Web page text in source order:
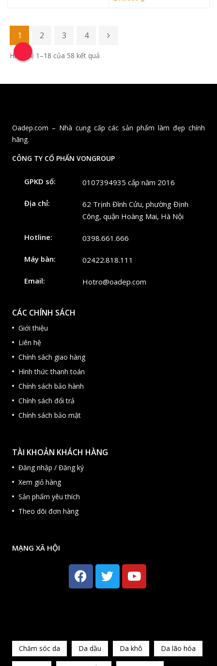
1 2 3 4
Hiển thị 1–18 của 58 kết quả
Oadep.com – Nhà cung cấp các sản phẩm làm đẹp chính
hãng.
CÔNG TY CỔ PHẨN VONGROUP
GPKD số: 0107394935 cấp năm 2016
Địa chỉ:
62 Trịnh Đình Cửu, phường Định
Công, quận Hoàng Mai, Hà Nội
Hotline: 0398.661.666
Máy bàn: 02422.818.111
Email: Hotro@oadep.com
CÁC CHÍNH SÁCH
Giới thiệu
Liên hệ
Chính sách giao hàng
Hình thức thanh toán
Chính sách bảo hành
Chính sách đổi trả
Chính sách bảo mật
TÀI KHOẢN KHÁCH HÀNG
Đăng nhập / Đăng ký
Xem giỏ hàng
Sản phẩm yêu thích
Theo dõi đơn hàng
MẠNG XÃ HỘI
Chăm sóc da Da dầu Da khô Da lão hóa